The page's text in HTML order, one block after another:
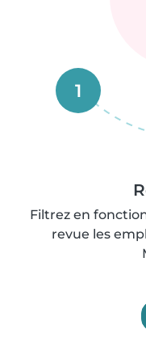
1
Filtrez en
revue les